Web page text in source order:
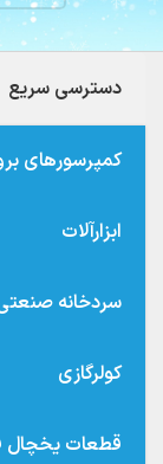
دسترسی سریع
کمپرسورهای
ابزارآلات
سردخانه
کولرگازی
قطعات یخچال